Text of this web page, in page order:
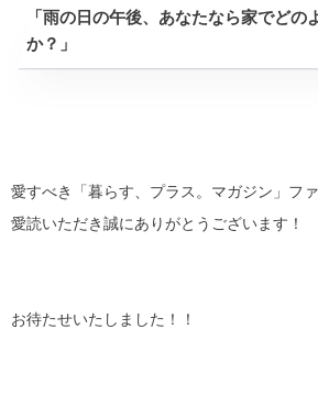
「雨の日の午後、あなたなら家でどの
か？」
愛すべき「暮らす、プラス。マガジン」フ
愛読いただき誠にありがとうございます！
お待たせいたしました！！